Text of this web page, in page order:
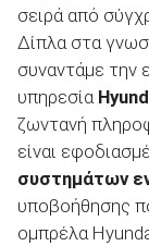
σειρά από
Δίπλα στα
συναντάμε την
υπηρεσία
ζωντανή
είναι
συστημάτων
υποβοήθησης
ομπρέλα